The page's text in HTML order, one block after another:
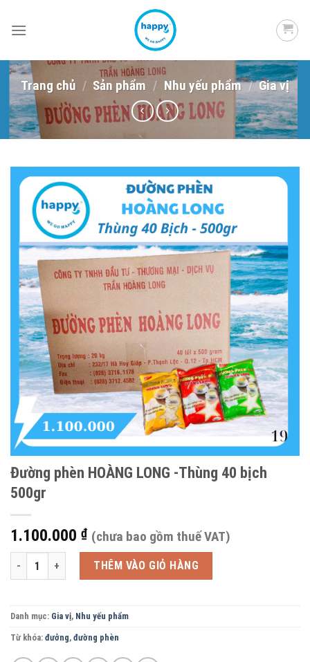
Trang chủ / Sản phẩm / Nhu yếu phẩm / Gia vị
Đường phèn HOÀNG LONG -Thùng 40 bịch
500gr
1.100.000 ₫ (chưa bao gồm thuế VAT)
Đường phèn HOÀNG LONG -Thùng 40 bịch 500gr số lượng
THÊM VÀO GIỎ HÀNG
Danh mục: Gia vị, Nhu yếu phẩm
Từ khóa: đưởng, đường phèn